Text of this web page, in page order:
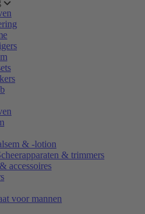
& -lotion
& trimmers
accessoires
voor mannen